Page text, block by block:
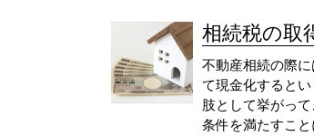
相続税の取
不動産相続の際
て現金化すると
肢として挙がって
条件を満たすこ